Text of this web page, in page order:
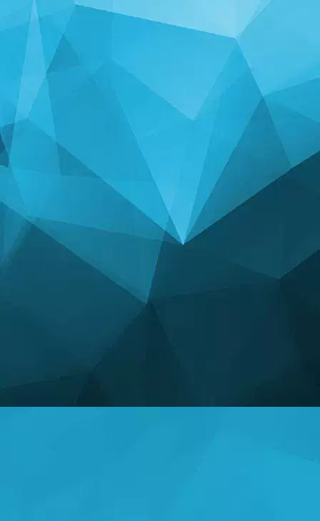
СТАТИСТИК